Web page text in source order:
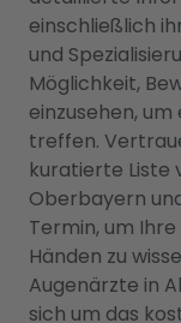
einschließlich
und
Möglichkeit,
einzusehen,
treffen.
kuratierte Liste
Oberbayern
Termin, um
Händen zu
Augenärzte in
sich um das